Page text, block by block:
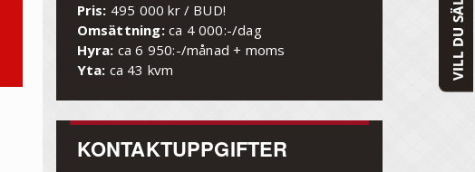
Pris: 495 000 kr / BUD!
Omsättning: ca 4 000:-/dag
Hyra: ca 6 950:-/månad + moms
Yta: ca 43 kvm
KONTAKTUPPGIFTER